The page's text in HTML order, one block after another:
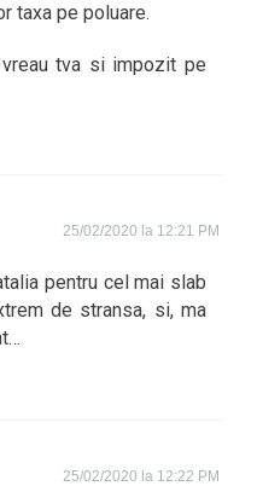
taxa pe poluare.
tva si impozit pe
25/02/2020 la 12:21 PM
pentru cel mai slab
de stransa, si, ma
25/02/2020 la 12:22 PM